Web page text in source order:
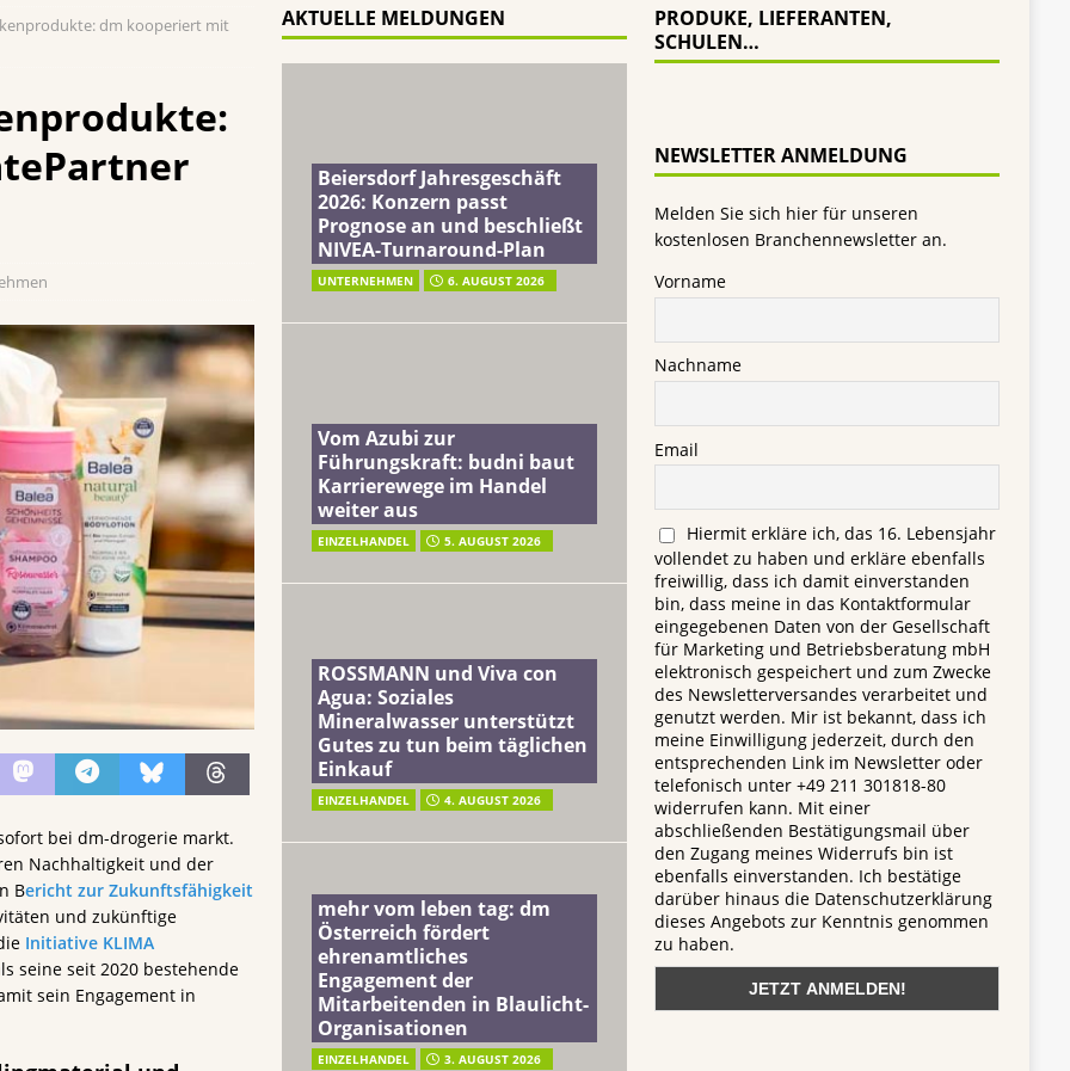
Unternehmen gehört weltweit zu den Pionieren bei der
Konzern passt Prognose an und beschließt NIVEA-Turnaround-Plan
dm kooperiert mit
bei dm-drogerie markt.
Nachhaltigkeit und der
Bericht zur Zukunftsfähigkeit
und zukünftige
Initiative KLIMA
seine seit 2020 bestehende
sein Engagement in
AKTUELLE MELDUNGEN
Beiersdorf Jahresgeschäft
2026: Konzern passt
Prognose an und beschließt
NIVEA-Turnaround-Plan
UNTERNEHMEN 6. AUGUST 2026
Vom Azubi zur
Führungskraft: budni baut
Karrierewege im Handel
weiter aus
EINZELHANDEL 5. AUGUST 2026
ROSSMANN und Viva con
Agua: Soziales
Mineralwasser unterstützt
Gutes zu tun beim täglichen
Einkauf
EINZELHANDEL 4. AUGUST 2026
mehr vom leben tag: dm
Österreich fördert
ehrenamtliches
Engagement der
Mitarbeitenden in Blaulicht-
Organisationen
EINZELHANDEL 3. AUGUST 2026
PRODUKE, LIEFERANTEN,
SCHULEN…
NEWSLETTER ANMELDUNG
Melden Sie sich hier für unseren
kostenlosen Branchennewsletter an.
Vorname
Nachname
Email
Hiermit erkläre ich, das 16. Lebensjahr
vollendet zu haben und erkläre ebenfalls
freiwillig, dass ich damit einverstanden
bin, dass meine in das Kontaktformular
eingegebenen Daten von der Gesellschaft
für Marketing und Betriebsberatung mbH
elektronisch gespeichert und zum Zwecke
des Newsletterversandes verarbeitet und
genutzt werden. Mir ist bekannt, dass ich
meine Einwilligung jederzeit, durch den
entsprechenden Link im Newsletter oder
telefonisch unter +49 211 301818-80
widerrufen kann. Mit einer
abschließenden Bestätigungsmail über
den Zugang meines Widerrufs bin ist
ebenfalls einverstanden. Ich bestätige
darüber hinaus die Datenschutzerklärung
dieses Angebots zur Kenntnis genommen
zu haben.